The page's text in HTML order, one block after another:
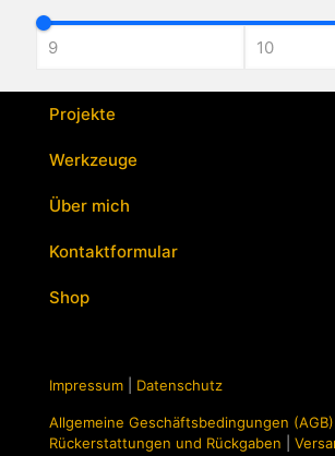
Projekte
Werkzeuge
Über mich
Kontaktformular
Shop
Impressum Datenschutz
Allgemeine Geschäftsbedingungen (AGB)
Rückerstattungen und Rückgaben